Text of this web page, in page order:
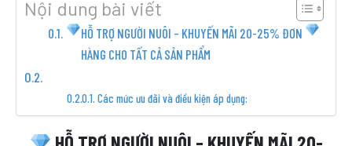
Nội dung bài viết
HỖ TRỢ NGƯỜI NUÔI – KHUYẾN MÃI 20-25% ĐƠN
HÀNG CHO TẤT CẢ SẢN PHẨM
Các mức ưu đãi và điều kiện áp dụng: